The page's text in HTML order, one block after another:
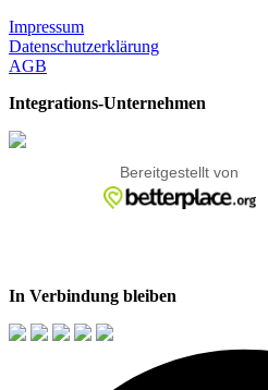
Impressum
Datenschutzerklärung
AGB
Integrations-Unternehmen
In Verbindung bleiben